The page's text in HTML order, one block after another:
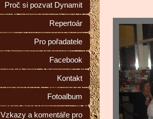
Proč si pozvat Dynamit
Repertoár
Pro pořadatele
Facebook
Kontakt
Fotoalbum
Vzkazy a komentáře pro